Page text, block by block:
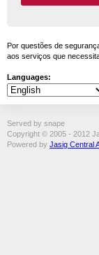
Por questões de
aos serviços que
Languages:
Served by snape
Copyright © 2005 - 2012
Powered by Jasig Central